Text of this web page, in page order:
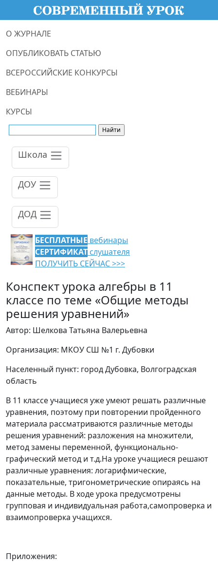
О ЖУРНАЛЕ
ОПУБЛИКОВАТЬ СТАТЬЮ
ВСЕРОССИЙСКИЕ КОНКУРСЫ
ВЕБИНАРЫ
КУРСЫ
Школа
ДОУ
ДОД
БЕСПЛАТНЫЕ вебинары
СЕРТИФИКАТ слушателя
ПОЛУЧИТЬ СЕЙЧАС >>>
Конспект урока алгебры в 11
классе по теме «Общие методы
решения уравнений»
Автор: Шелкова Татьяна Валерьевна
Организация: МКОУ СШ №1 г. Дубовки
Населенный пункт: город Дубовка, Волгоградская
область
В 11 классе учащиеся уже умеют решать различные
уравнения, поэтому при повторении пройденного
материала рассматриваются различные методы
решения уравнений: разложения на множители,
метод замены переменной, функционально-
графический метод и т.д.На уроке учащиеся решают
различные уравнения: логарифмические,
показательные, тригонометрические опираясь на
данные методы. В ходе урока предусмотрены
групповая и индивидуальная работа,самопроверка и
взаимопроверка учащихся.
Приложения: